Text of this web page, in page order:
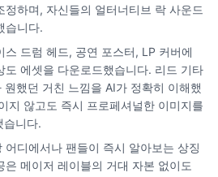
정하며, 자신들의 얼터너티브 락 사운드
습니다.
스 드럼 헤드, 공연 포스터, LP 커버에
도 에셋을 다운로드했습니다. 리드 기타
했던 거친 느낌을 AI가 정확히 이해했
지 않고도 즉시 프로페셔널한 이미지를
습니다.
어디에서나 팬들이 즉시 알아보는 상징
은 메이저 레이블의 거대 자본 없이도